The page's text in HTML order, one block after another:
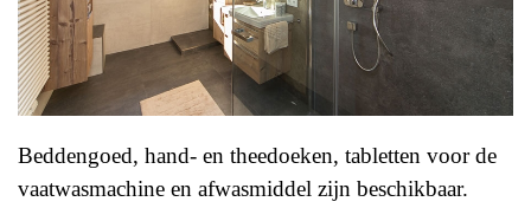
Beddengoed, hand- en theedoeken, tabletten voor de
vaatwasmachine en afwasmiddel zijn beschikbaar.